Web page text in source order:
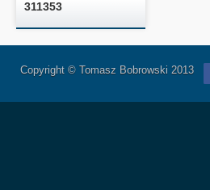
311353
Copyright © Tomasz Bobrowski 2013